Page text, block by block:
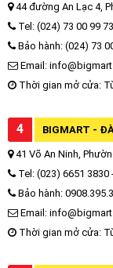
44 đường An Lạc 4,
Tel: (024) 73 00 99
Bảo hành: (024) 73
Email:
Thời gian mở cửa:
4 BIGMART -
41 Võ An Ninh,
Tel: (023) 6651 3830
Bảo hành:
Email:
Thời gian mở cửa: